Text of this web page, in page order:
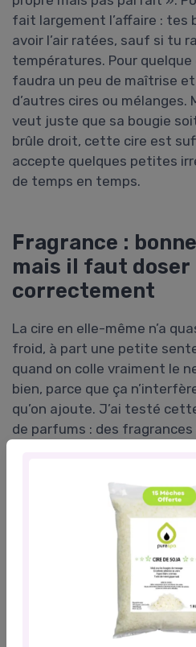
fait largement l’affaire : tes
avoir l’air ratées, sauf si tu
températures. Pour quelque
faudra un peu de maîtrise
d’autres cires ou mélanges.
veut juste que sa bougie
brûle droit, cette cire est
accepte quelques petites
de temps en temps.
Fragrance :
mais il faut doser
correctement
La cire en elle-même n’a
froid, à part une petite
quand on colle vraiment le
bien, parce que ça
qu’on ajoute. J’ai testé
de parfums : des
diluées. L’idée était de voir
l’odeur, et si la diffusion est
À froid, la diffusion est
raisonnablement (genre 6–8
rapport au poids de cire), tu
rapprochant de la bougie,
toute la pièce rien qu’en la
contre, ça devient plus
piscine de cire fondue